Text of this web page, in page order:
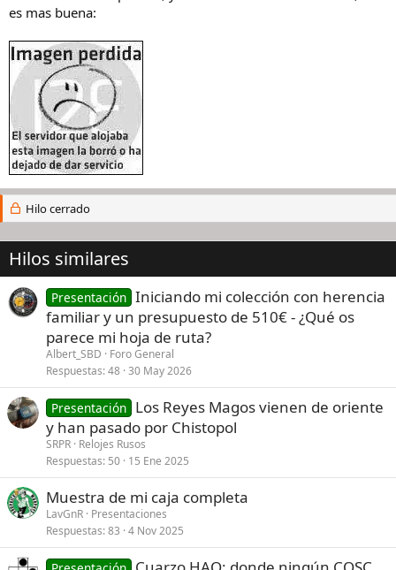
es mas buena:
Hilo cerrado
Hilos similares
Presentación Iniciando mi colección con herencia
familiar y un presupuesto de 510€ - ¿Qué os
parece mi hoja de ruta?
Albert_SBD
Foro General
Respuestas 48 30 May 2026
Presentación Los Reyes Magos vienen de oriente
y han pasado por Chistopol
SRPR Relojes Rusos
Respuestas 50 15 Ene 2025
Muestra de mi caja completa
LavGnR Presentaciones
Respuestas 83 4 Nov 2025